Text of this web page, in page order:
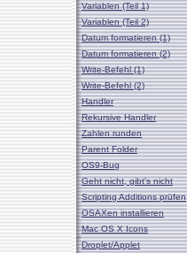
Variablen (Teil 1)
Variablen (Teil 2)
Datum formatieren (1)
Datum formatieren (2)
Write-Befehl (1)
Write-Befehl (2)
Handler
Rekursive Handler
Zahlen runden
Parent Folder
OS9-Bug
Geht nicht, gibt's nicht
Scripting Additions prüfen
OSAXen installieren
Mac OS X Icons
Droplet/Applet